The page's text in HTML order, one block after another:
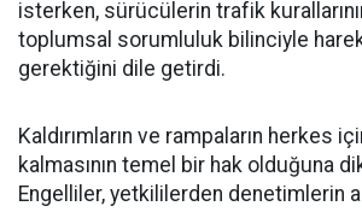
isterken, sürücülerin trafik
toplumsal sorumluluk bilinciyle
gerektiğini dile getirdi.
Kaldırımların ve rampaların herkes
kalmasının temel bir hak olduğuna
Engelliler, yetkililerden denetimlerin